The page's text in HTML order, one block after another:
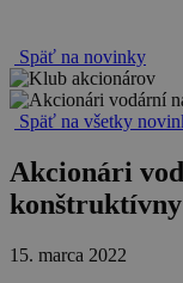
Späť na novinky
Späť na všetky
Akcionári
15. marca 2022